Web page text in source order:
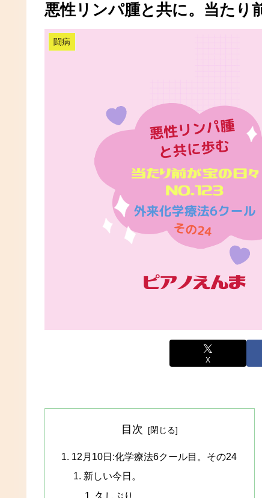
悪性リンパ腫と共に。当たり
闘病
X
目次
12月10日:化学療法6クール目。その24
新しい今日。
久しぶり。